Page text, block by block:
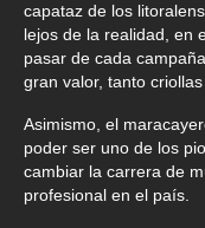
capataz de los
lejos de la realidad, en
pasar de cada
gran valor, tanto
Asimismo, el
poder ser uno de los
cambiar la carrera de
profesional en el país.